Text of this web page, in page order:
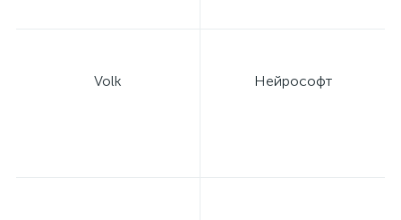
Volk Нейрософт